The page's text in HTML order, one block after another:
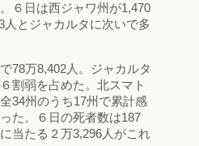
６日は西ジャワ州が1,470
人とジャカルタに次いで多
78万8,402人。ジャカルタ
割弱を占めた。北スマト
34州のうち17州で累計感
た。６日の死者数は187
当たる２万3,296人がこれ